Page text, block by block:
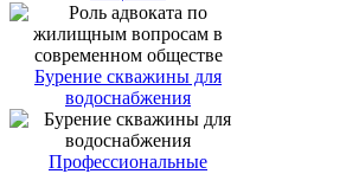
Бурение скважины для
водоснабжения
Профессиональные